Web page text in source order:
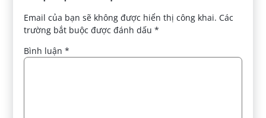
Email của bạn sẽ không được hiển thị công khai. Các
trường bắt buộc được đánh dấu*
Bình luận*